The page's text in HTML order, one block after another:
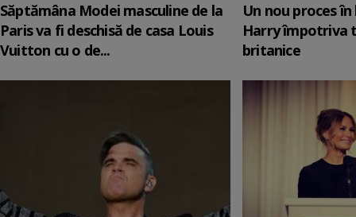
Săptămâna Modei masculine de la
Paris va fi deschisă de casa Louis
Vuitton cu o de...
Un nou proces
Harry împotriva
britanice